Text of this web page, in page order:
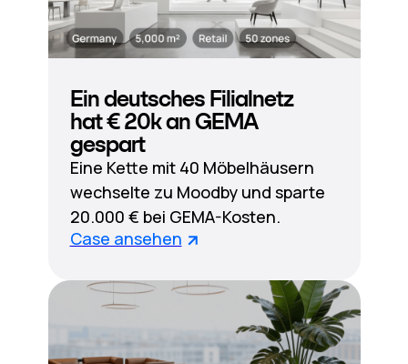
Ein deutsches Filialnetz
hat € 20k an GEMA
gespart
Eine Kette mit 40 Möbelhäusern
wechselte zu Moodby und sparte
20.000 € bei GEMA-Kosten.
Case ansehen